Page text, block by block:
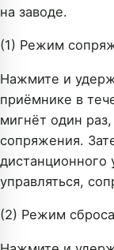
на заводе.
(1) Режим
Нажмите и
приёмнике в
мигнёт один
сопряжения.
дистанционного
управляться,
(2) Режим сброса